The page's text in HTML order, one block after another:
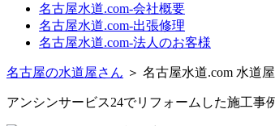
名古屋水道.com‐会社概要
名古屋水道.com‐出張修理
名古屋水道.com‐法人のお客様
名古屋の水道屋さん ＞ 名古屋水道.com 水道
アンシンサービス24でリフォームした施工事